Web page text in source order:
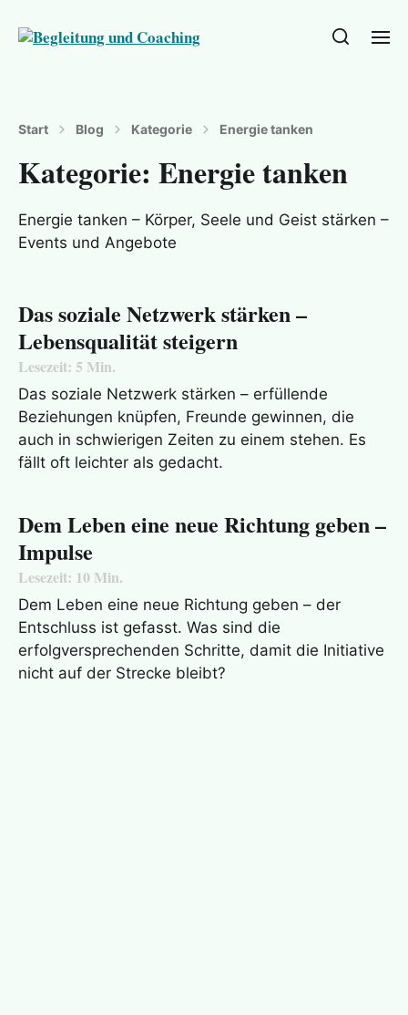
Start Blog Kategorie Energie tanken
Kategorie: Energie tanken
Energie tanken – Körper, Seele und Geist stärken –
Events und Angebote
Das soziale Netzwerk stärken –
Lebensqualität steigern
Lesezeit: 5 Min.
Das soziale Netzwerk stärken – erfüllende
Beziehungen knüpfen, Freunde gewinnen, die
auch in schwierigen Zeiten zu einem stehen. Es
fällt oft leichter als gedacht.
Dem Leben eine neue Richtung geben –
Impulse
Lesezeit: 10 Min.
Dem Leben eine neue Richtung geben – der
Entschluss ist gefasst. Was sind die
erfolgversprechenden Schritte, damit die Initiative
nicht auf der Strecke bleibt?